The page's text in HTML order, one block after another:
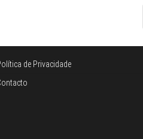
de Privacidade